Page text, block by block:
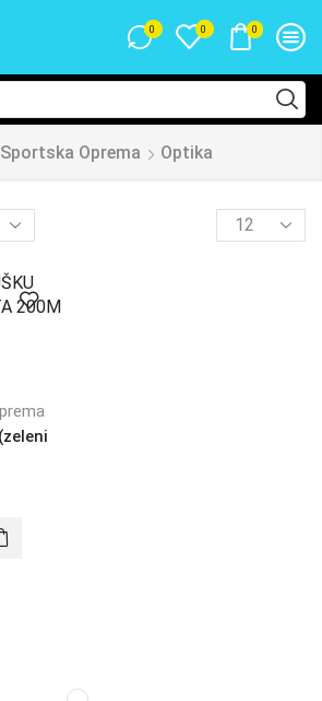
0 0 0
Sportska Oprema Optika